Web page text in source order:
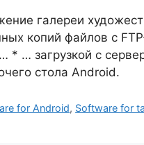
галереи
копий файлов с
… загрузкой с
стола Android.
for Android, Software for